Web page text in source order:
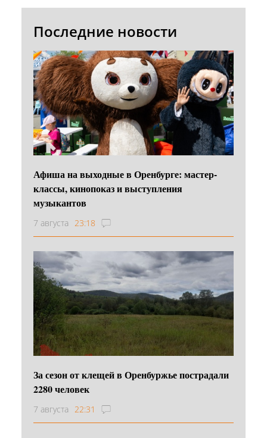
Последние новости
Афиша на выходные в Оренбурге: мастер-
классы, кинопоказ и выступления
музыкантов
7 августа 23:18
За сезон от клещей в Оренбуржье пострадали
2280 человек
7 августа 22:31